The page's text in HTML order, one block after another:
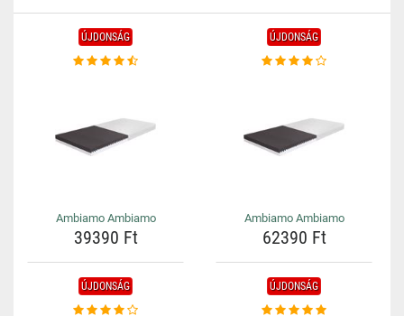
ÚJDONSÁG
Ambiamo Ambiamo
39390 Ft
ÚJDONSÁG
Ambiamo Ambiamo
62390 Ft
ÚJDONSÁG ÚJDONSÁG